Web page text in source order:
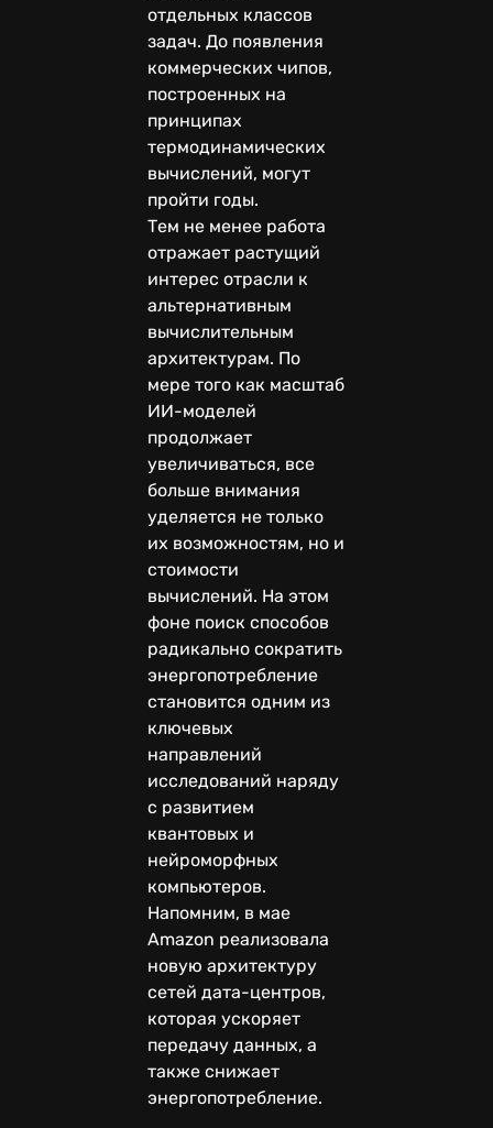
отдельных классов
задач. До появления
коммерческих чипов,
построенных на
принципах
термодинамических
вычислений, могут
пройти годы.
Тем не менее работа
отражает растущий
интерес отрасли к
альтернативным
вычислительным
архитектурам. По
мере того как масштаб
ИИ-моделей
продолжает
увеличиваться, все
больше внимания
уделяется не только
их возможностям, но и
стоимости
вычислений. На этом
фоне поиск способов
радикально сократить
энергопотребление
становится одним из
ключевых
направлений
исследований наряду
с развитием
квантовых и
нейроморфных
компьютеров.
Напомним, в мае
Amazon реализовала
новую архитектуру
сетей дата-центров,
которая ускоряет
передачу данных, а
также снижает
энергопотребление.